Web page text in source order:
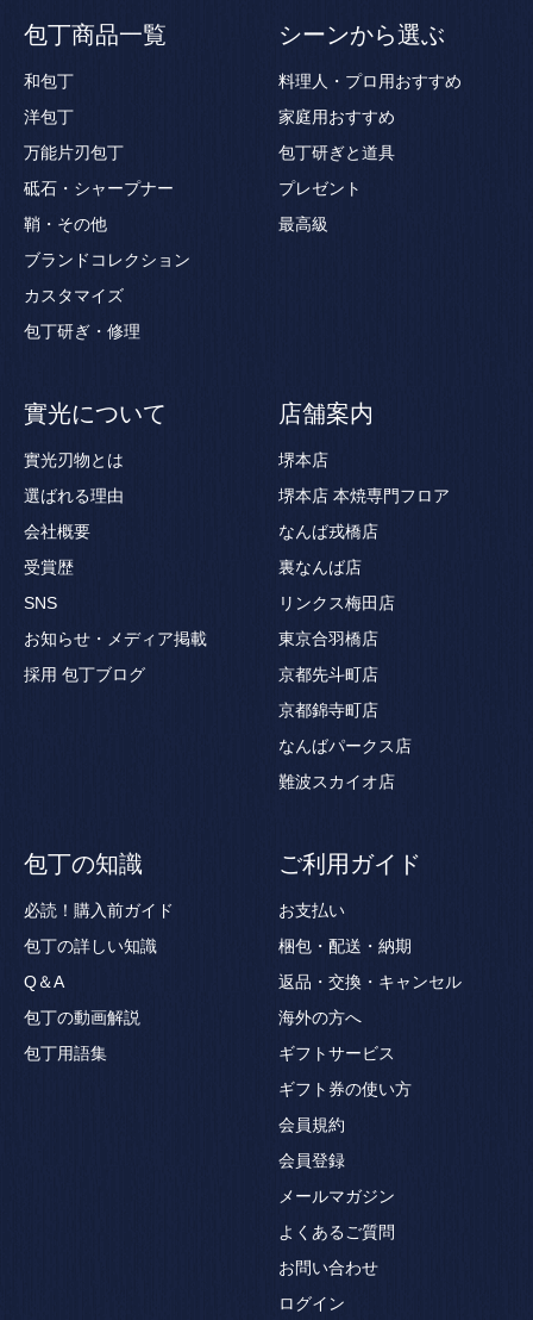
包丁商品一覧
和包丁
洋包丁
万能片刃包丁
砥石・シャープナー
鞘・その他
ブランドコレクション
カスタマイズ
包丁研ぎ・修理
シーンから選ぶ
料理人・プロ用おすすめ
家庭用おすすめ
包丁研ぎと道具
プレゼント
最高級
實光について
實光刃物とは
選ばれる理由
会社概要
受賞歴
SNS
お知らせ・メディア掲載
採用 包丁ブログ
店舗案内
堺本店
堺本店 本焼専門フロア
なんば戎橋店
裏なんば店
リンクス梅田店
東京合羽橋店
京都先斗町店
京都錦寺町店
なんばパークス店
難波スカイオ店
包丁の知識
必読！購入前ガイド
包丁の詳しい知識
Q＆A
包丁の動画解説
包丁用語集
ご利用ガイド
お支払い
梱包・配送・納期
返品・交換・キャンセル
海外の方へ
ギフトサービス
ギフト券の使い方
会員規約
会員登録
メールマガジン
よくあるご質問
お問い合わせ
ログイン